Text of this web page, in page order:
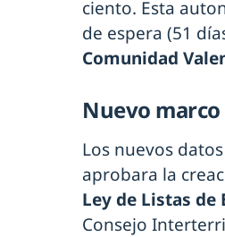
ciento. Esta
de espera (51
Comunidad
Nuevo
Los nuevos
aprobara la
Ley de Listas de
Consejo